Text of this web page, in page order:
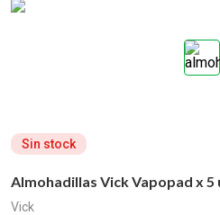
Sin stock
Almohadillas Vick Vapopad x 5
Vick
2.
.get the look
10.serum elvive